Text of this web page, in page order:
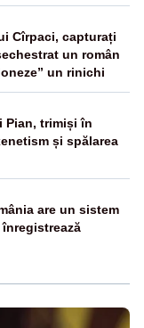
Cîrpaci, capturați
un român
un rinichi
Pian, trimiși în
și spălarea
are un sistem